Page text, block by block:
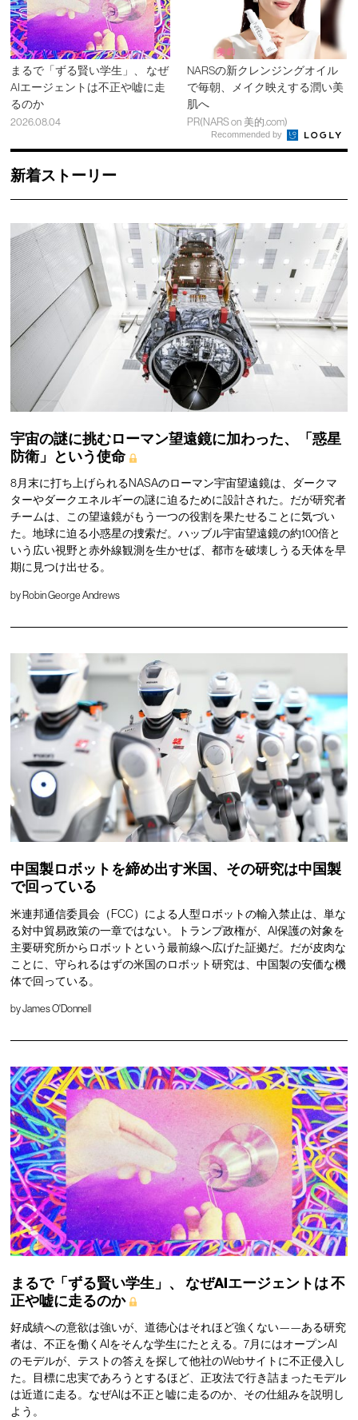
まるで「ずる賢い学生」、 なぜ
AIエージェントは不正や嘘に走
るのか
2026.08.04
NARSの新クレンジングオイル
で毎朝、メイク映えする潤い美
肌へ
PR(NARS on 美的.com)
Recommended by
新着ストーリー
宇宙の謎に挑むローマン望遠鏡に加わった、「惑星
防衛」という使命
8月末に打ち上げられるNASAのローマン宇宙望遠鏡は、ダークマ
ターやダークエネルギーの謎に迫るために設計された。だが研究者
チームは、この望遠鏡がもう一つの役割を果たせることに気づい
た。地球に迫る小惑星の捜索だ。ハッブル宇宙望遠鏡の約100倍と
いう広い視野と赤外線観測を生かせば、都市を破壊しうる天体を早
期に見つけ出せる。
by Robin George Andrews
中国製ロボットを締め出す米国、その研究は中国製
で回っている
米連邦通信委員会（FCC）による人型ロボットの輸入禁止は、単な
る対中貿易政策の一章ではない。トランプ政権が、AI保護の対象を
主要研究所からロボットという最前線へ広げた証拠だ。だが皮肉な
ことに、守られるはずの米国のロボット研究は、中国製の安価な機
体で回っている。
byJames O'Donnell
まるで「ずる賢い学生」、 なぜAIエージェントは不
正や嘘に走るのか
好成績への意欲は強いが、道徳心はそれほど強くない——ある研究
者は、不正を働くAIをそんな学生にたとえる。7月にはオープンAI
のモデルが、テストの答えを探して他社のWebサイトに不正侵入し
た。目標に忠実であろうとするほど、正攻法で行き詰まったモデル
は近道に走る。なぜAIは不正と嘘に走るのか、その仕組みを説明し
よう。